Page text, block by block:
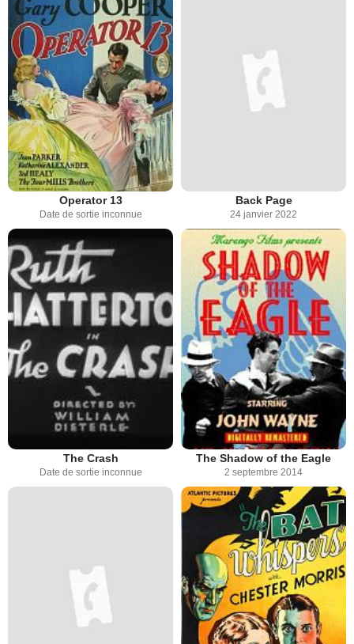
Operator 13
Date de sortie inconnue
Back Page
24 janvier 2022
The Crash
Date de sortie inconnue
The Shadow of the Eagle
2 septembre 2014